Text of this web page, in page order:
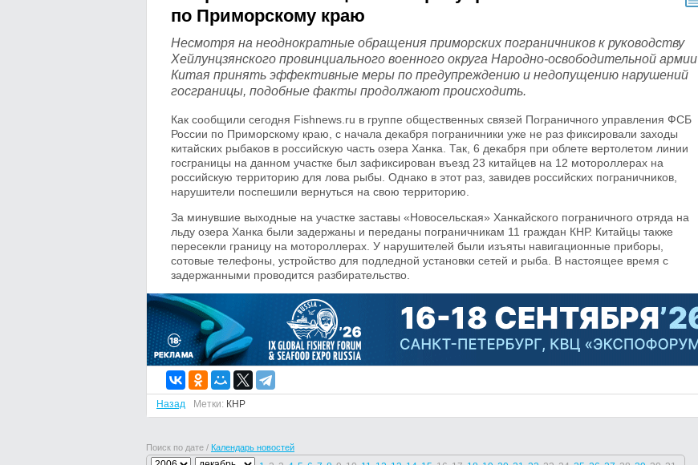
по Приморскому краю
Несмотря на неоднократные обращения приморских пограничников к руководству
Хейлунцзянского провинциального военного округа Народно-освободительной армии
Китая принять эффективные меры по предупреждению и недопущению нарушений
госграницы, подобные факты продолжают происходить.
Как сообщили сегодня Fishnews.ru в группе общественных связей Пограничного управления ФСБ
России по Приморскому краю, с начала декабря пограничники уже не раз фиксировали заходы
китайских рыбаков в российскую часть озера Ханка. Так, 6 декабря при облете вертолетом линии
госграницы на данном участке был зафиксирован въезд 23 китайцев на 12 мотороллерах на
российскую территорию для лова рыбы. Однако в этот раз, завидев российских пограничников,
нарушители поспешили вернуться на свою территорию.
За минувшие выходные на участке заставы «Новосельская» Ханкайского пограничного отряда на
льду озера Ханка были задержаны и переданы пограничникам 11 граждан КНР. Китайцы также
пересекли границу на мотороллерах. У нарушителей были изъяты навигационные приборы,
сотовые телефоны, устройство для подледной установки сетей и рыба. В настоящее время с
задержанными проводится разбирательство.
Назад Метки: КНР
Поиск по дате / Календарь новостей